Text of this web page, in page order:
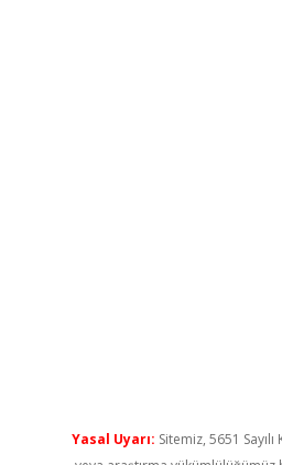
Yasal Uyarı: Sitemiz, 5651